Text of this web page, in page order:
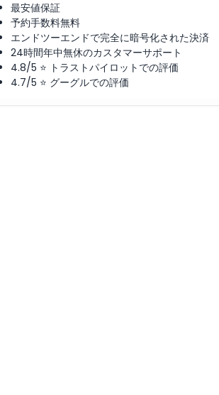
最安値保証
予約手数料無料
エンドツーエンドで完全に暗号化された決済
24時間年中無休のカスタマーサポート
4.8/5 ⭐ トラストパイロットでの評価
4.7/5 ⭐ グーグルでの評価